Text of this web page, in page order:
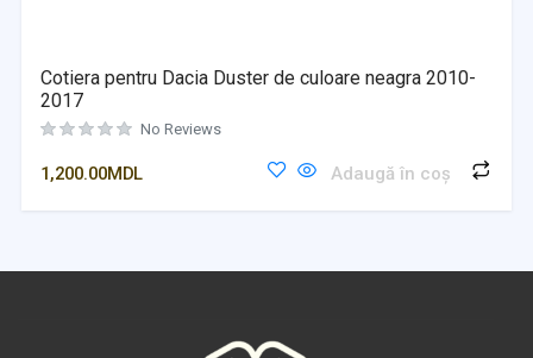
Cotiera pentru Dacia Duster de culoare neagra 2010-
2017
No Reviews
1,200.00MDL Adaugă în coș